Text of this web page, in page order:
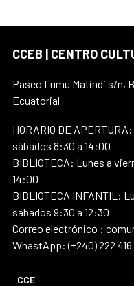
CCEB | CENTRO
Paseo Lumu Matindi s/n,
Ecuatorial
HORARIO DE
sábados 8:30 a 14:00
BIBLIOTECA: Lunes a
14:00
BIBLIOTECA INFANTIL:
sábados 9:30 a 12:30
Correo electrónico :
WhastApp: (+240) 222 416
CCE